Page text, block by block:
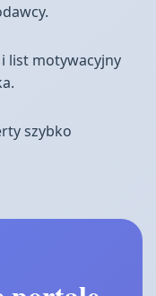
list motywacyjny
szybko